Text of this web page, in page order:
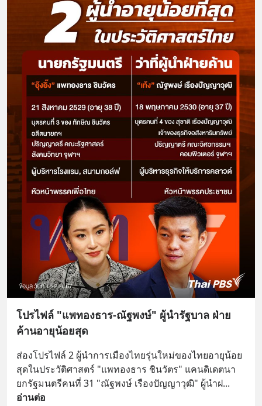
โปรไฟล์ "แพทองธาร-ณัฐพงษ์" ผู้นำรัฐบาล ฝ่าย
ค้านอายุน้อยสุด
ส่องโปรไฟล์ 2 ผู้นำการเมืองไทยรุ่นใหม่ของไทยอายุน้อย
สุดในประวัติศาสตร์ "แพทองธาร ชินวัตร" แคนดิเดตนา
ยกรัฐมนตรีคนที่ 31 "ณัฐพงษ์ เรืองปัญญาวุฒิ" ผู้นำฝ
อ่านต่อ